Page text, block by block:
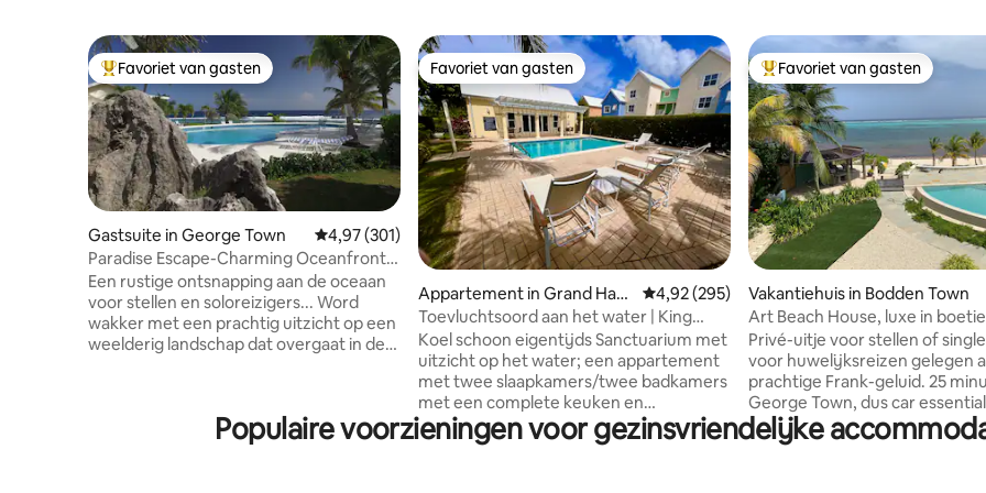
Topfavoriet van gasten
Favoriet van gasten
Gastsuite in George Town Gemiddelde beoordeling van 4,97 uit 5, 301 recensies
4,97 (301)
Paradise Escape-Charming Oceanfront
Guest Suite
Een rustige ontsnapping aan de oceaan
voor stellen en soloreizigers... Word
wakker met een prachtig uitzicht op een
weelderig landschap dat overgaat in de
zonsondergang bij het zwembad aan de
Favoriet van gasten
Favoriet van gasten
Appartement in Grand Harb
our
Gemiddelde beoordeling van 4,92 uit 5, 295
4,92 (295)
Toevluchtsoord aan het water | King
Suite | Zwembad + veranda
Koel schoon eigentijds Sanctuarium met
uitzicht op het water; een appartement
met twee slaapkamers/twee badkamers
met een complete keuken en
woonkamer vol met alle populaire
voorzieningen (wifi, kabeltelevisie, Apple
Topfavoriet van gasten
Favoriet van gasten
Vakantiehuis in Bodden Town
Art Beach House, luxe in
Privé-uitje voor stellen of
voor huwelijksreizen gelegen
prachtige Frank-geluid. 25
George Town, dus car
attracties in de buurt zijn de
grotten 5 minuten botanische
Populaire voorzieningen voor gezinsvriendelijke